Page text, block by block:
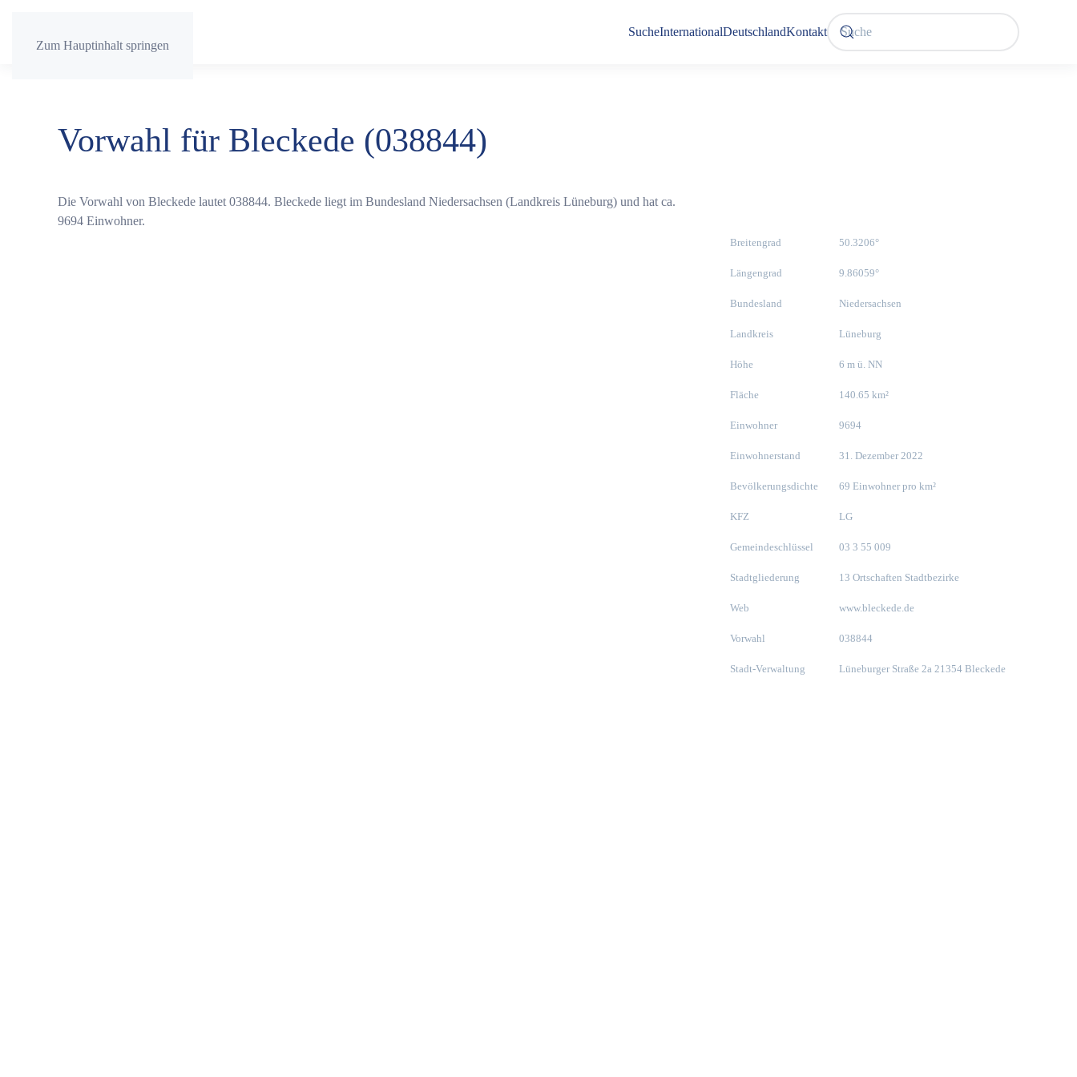
Zum Hauptinhalt springen
SucheInternationalDeutschlandKontakt
Vorwahl für Bleckede (038844)
Die Vorwahl von Bleckede lautet 038844. Bleckede liegt im Bundesland Niedersachsen (Landkreis Lüneburg) und hat ca.
9694 Einwohner.
Breitengrad 50.3206°
Längengrad 9.86059°
Bundesland Niedersachsen
Landkreis Lüneburg
Höhe 6 m ü. NN
Fläche 140.65 km²
Einwohner 9694
Einwohnerstand 31. Dezember 2022
Bevölkerungsdichte 69 Einwohner pro km²
KFZ LG
Gemeindeschlüssel 03 3 55 009
Stadtgliederung 13 Ortschaften Stadtbezirke
Web www.bleckede.de
Vorwahl 038844
Stadt-Verwaltung Lüneburger Straße 2a 21354 Bleckede